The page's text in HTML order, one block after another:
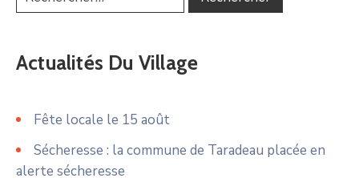
Actualités Du Village
Fête locale le 15 août
Sécheresse : la commune de Taradeau placée en
alerte sécheresse